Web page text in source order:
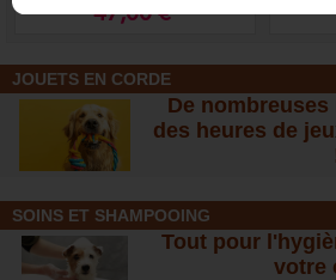
47,00 €
JOUETS EN CORDE
De
des heures de
SOINS ET SHAMPOOING
Tout pour
votre